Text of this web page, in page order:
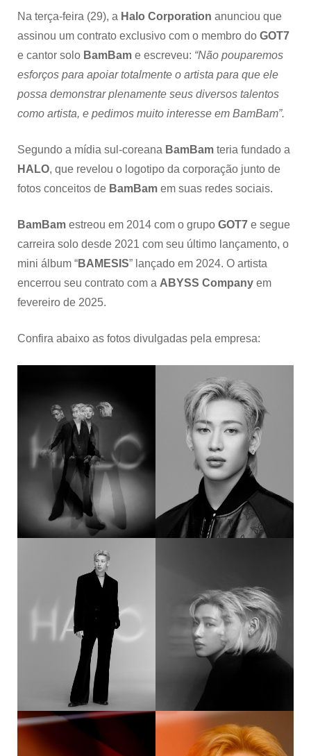
Na terça-feira (29), a Halo Corporation anunciou que
assinou um contrato exclusivo com o membro do GOT7
e cantor solo BamBam e escreveu: “Não pouparemos
esforços para apoiar totalmente o artista para que ele
possa demonstrar plenamente seus diversos talentos
como artista, e pedimos muito interesse em BamBam”.
Segundo a mídia sul-coreana BamBam teria fundado a
HALO, que revelou o logotipo da corporação junto de
fotos conceitos de BamBam em suas redes sociais.
BamBam estreou em 2014 com o grupo GOT7 e segue
carreira solo desde 2021 com seu último lançamento, o
mini álbum “BAMESIS” lançado em 2024. O artista
encerrou seu contrato com a ABYSS Company em
fevereiro de 2025.
Confira abaixo as fotos divulgadas pela empresa: